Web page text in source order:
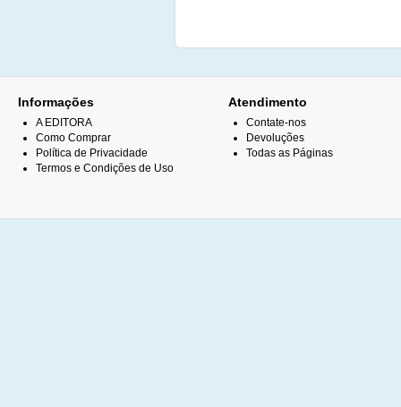
Informações
A EDITORA
Como Comprar
Política de Privacidade
Termos e Condições de Uso
Atendimento
Contate-nos
Devoluções
Todas as Páginas